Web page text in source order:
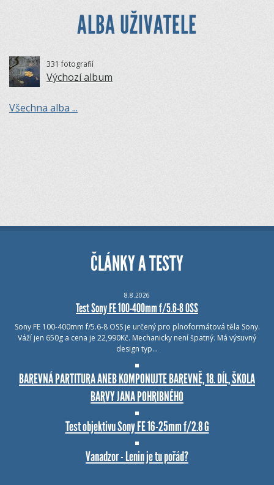
ALBA UŽIVATELE
331 fotografií
Výchozí album
Všechna alba ...
ČLÁNKY A TESTY
8.8.2026
Test Sony FE 100-400mm f/5.6-8 OSS
Sony FE 100-400mm f/5.6-8 OSS je určený pro plnoformátová těla Sony.
Váží jen 650g a cena je 22,990Kč. Mechanicky není špatný. Má výsuvný
design typ…
BAREVNÁ PARTITURA ANEB KOMPONUJTE BAREVNĚ, 18. DÍL, ŠKOLA
BARVY JANA POHRIBNÉHO
Test objektivu Sony FE 16-25mm f/2.8 G
Vanadzor - Lenin je tu pořád?